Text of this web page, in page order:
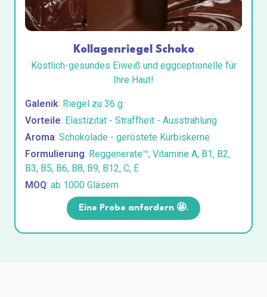
Kollagenriegel Schoko
Köstlich-gesundes Eiweiß und eggceptionelle für
Ihre Haut!
Galenik: Riegel zu 36 g
Vorteile: Elastizität - Straffheit - Ausstrahlung
Aroma: Schokolade - geröstete Kürbiskerne
Formulierung: Reggenerate™, Vitamine A, B1, B2,
B3, B5, B6, B8, B9, B12, C, E
MOQ: ab 1000 Gläsern
Eine Probe anfordern 🤩.